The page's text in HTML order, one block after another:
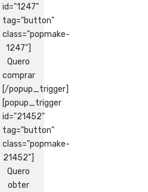
id="1247"
tag="button"
class="popmake-
1247"]
Quero
comprar
[/popup_trigger]
[popup_trigger
id="21452"
tag="button"
class="popmake-
21452"]
Quero
obter